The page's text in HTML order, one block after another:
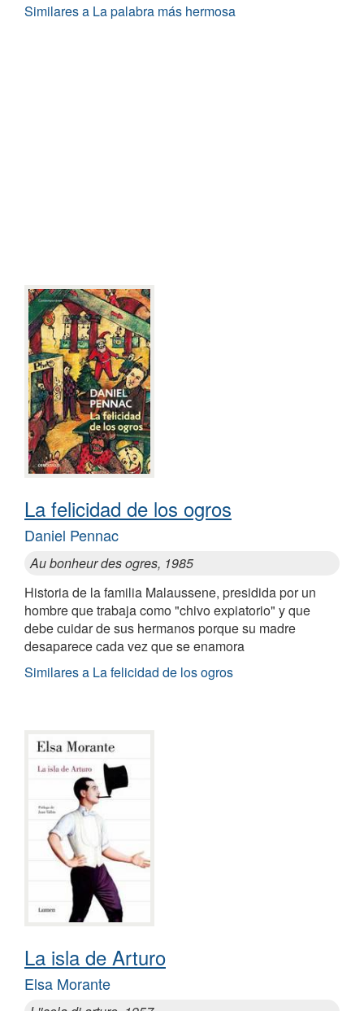
Similares a La palabra más hermosa
La felicidad de los ogros
Daniel Pennac
Au bonheur des ogres, 1985
Historia de la familia Malaussene, presidida por un
hombre que trabaja como "chivo expiatorio" y que
debe cuidar de sus hermanos porque su madre
desaparece cada vez que se enamora
Similares a La felicidad de los ogros
La isla de Arturo
Elsa Morante